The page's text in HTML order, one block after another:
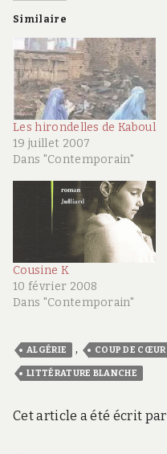
Similaire
Les hirondelles de Kaboul
19 juillet 2007
Dans "Contemporain"
Cousine K
10 février 2008
Dans "Contemporain"
ALGÉRIE , COUP DE CŒUR
LITTÉRATURE BLANCHE
Cet article a été écrit par